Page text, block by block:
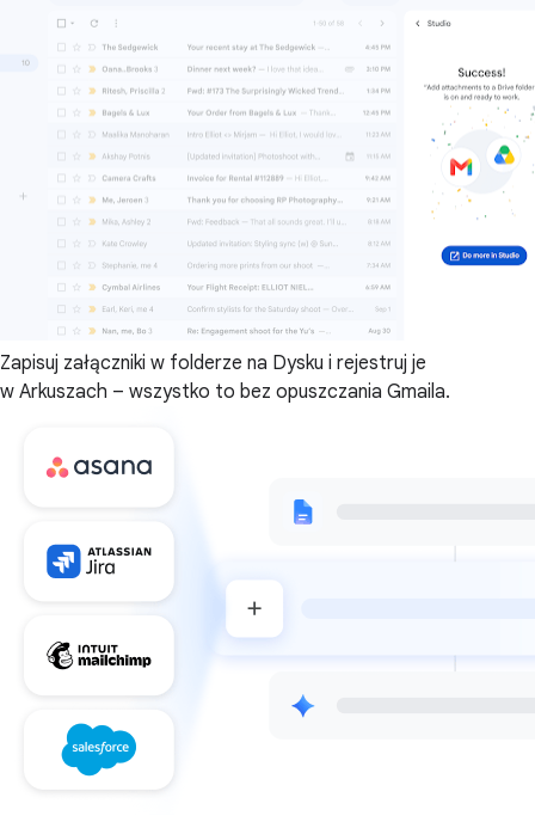
Zapisuj załączniki w folderze na Dysku i rejestruj je
w Arkuszach – wszystko to bez opuszczania Gmaila.